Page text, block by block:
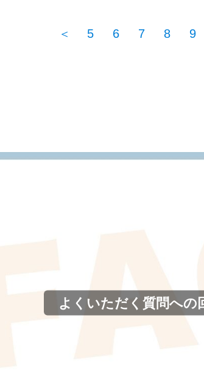
＜ 5 6 7 8 9
よくいただく質問への